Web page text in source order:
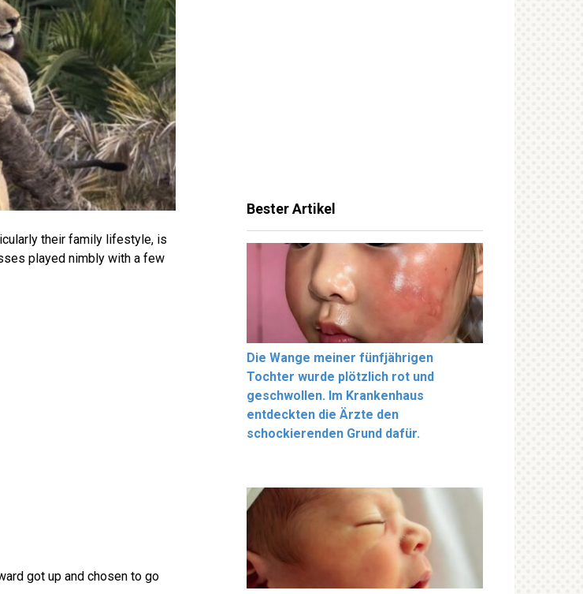
their family lifestyle, is
played nimbly with a few
got up and chosen to go
Bester Artikel
Die Wange meiner fünfjährigen
Tochter wurde plötzlich rot und
geschwollen. Im Krankenhaus
entdeckten die Ärzte den
schockierenden Grund dafür.